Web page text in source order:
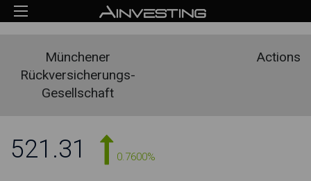
Münchener
Rückversicherungs-
Gesellschaft
Actions
521.31 0.7600%